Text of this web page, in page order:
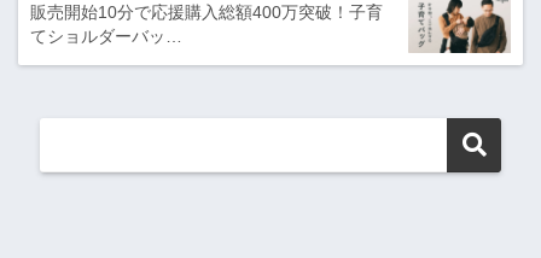
販売開始10分で応援購入総額400万突破！子育
てショルダーバッ…